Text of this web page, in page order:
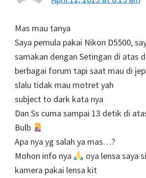
Mas mau tanya
Saya pemula pakai Nikon D5500,
samakan dengan Setingan di atas
berbagai forum tapi saat mau di
slalu tidak mau motret yah
subject to dark kata nya
Dan Ss cuma sampai 13 detik di
Bulb
Apa nya yg salah ya mas…?
Mohon info nya
oya lensa saya
kamera pakai lensa kit